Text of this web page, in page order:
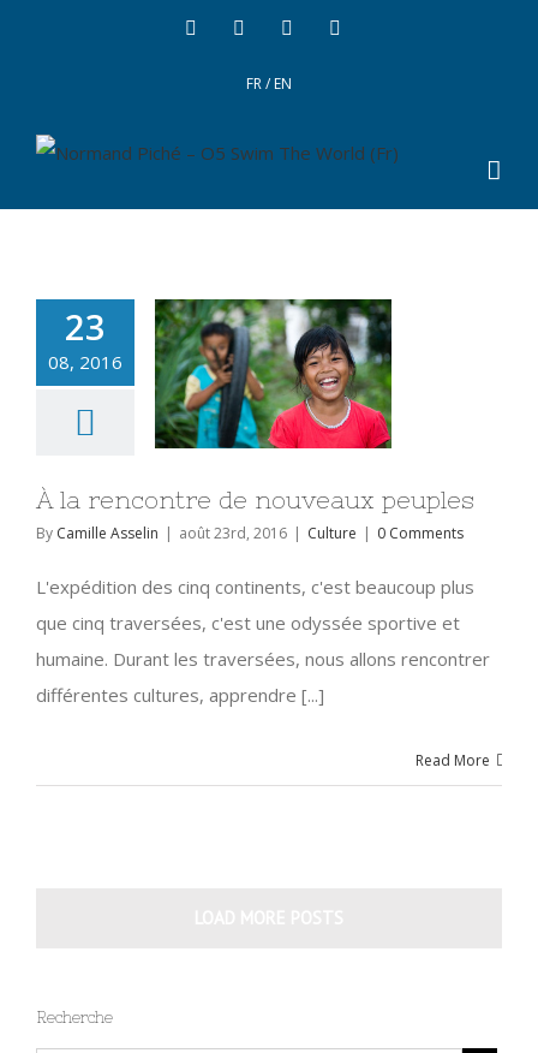
FR/EN
23
08, 2016
À la rencontre de nouveaux peuples
By Camille Asselin | août 23rd, 2016 | Culture | 0 Comments
L'expédition des cinq continents, c'est beaucoup plus
que cinq traversées, c'est une odyssée sportive et
humaine. Durant les traversées, nous allons rencontrer
différentes cultures, apprendre [...]
Read More
Recherche